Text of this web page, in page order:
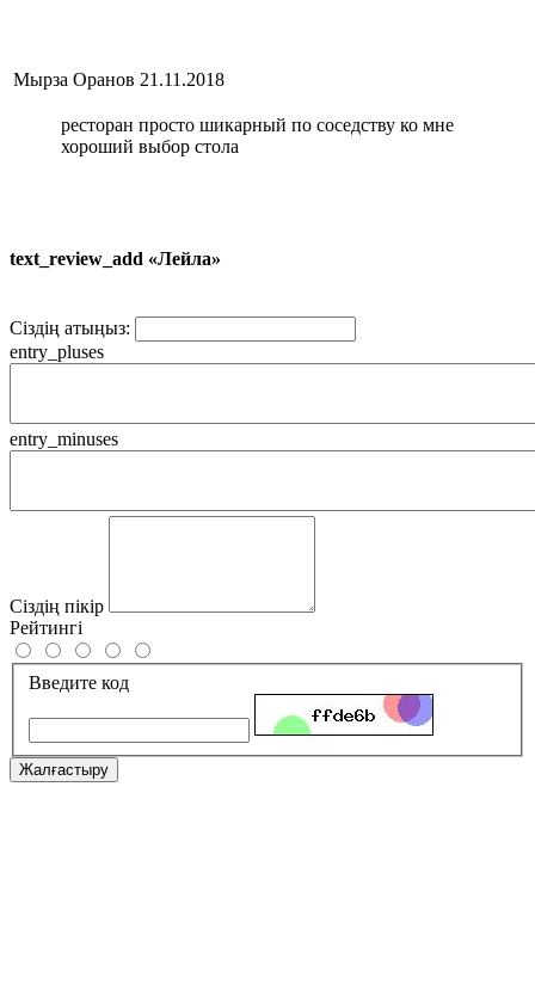
Мырза Оранов 21.11.2018
ресторан просто шикарный по соседству ко мне
хороший выбор стола
text_review_add «Лейла»
Сіздің атыңыз:
entry_pluses
entry_minuses
Сіздің пікір
Рейтингі
Введите код
Жалғастыру